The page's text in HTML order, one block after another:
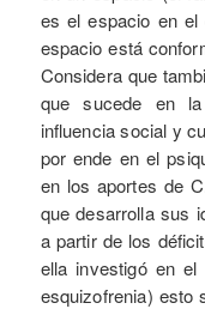
es el espacio en el
espacio está
Considera que
que sucede en
influencia social y
por ende en el
en los aportes de
que desarrolla sus
a partir de los
ella investigó en
esquizofrenia) esto